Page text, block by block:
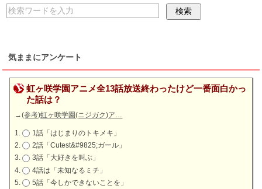
気ままにアンケート
虹ヶ咲学園アニメ全13話放送終わったけど一番面白かっ
た話は？
→(参考)虹ヶ咲学園(ニジガク)ア…
1話「はじまりのトキメキ」
2話「Cutest&#9825;ガール」
3話「大好きを叫ぶ」
4話は「未知なるミチ」
5話「今しかできないことを」